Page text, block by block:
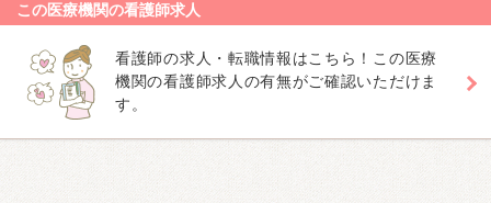
この医療機関の看護師求人
看護師の求人・転職情報はこちら！この医療
機関の看護師求人の有無がご確認いただけま
す。